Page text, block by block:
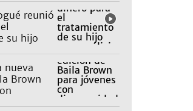
reunió
su hijo
nueva
Brown